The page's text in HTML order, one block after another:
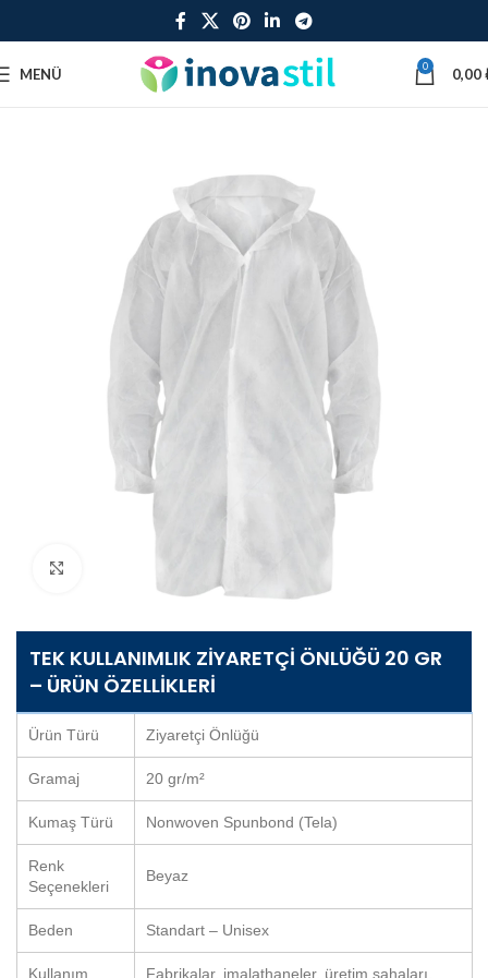
MENÜ 0 0,00
Tek Kullanımlık Önlük
TEK KULLANIMLIK ZIYARETÇI ÖNLÜĞÜ 20 GR
– ÜRÜN ÖZELLIKLERI
Ürün Türü Ziyaretçi Önlüğü
Gramaj 20 gr/m²
Kumaş Türü Nonwoven Spunbond (Tela)
Renk
Seçenekleri
Beyaz
Beden Standart – Unisex
Kullanım
Fabrikalar, imalathaneler, üretim sahaları,